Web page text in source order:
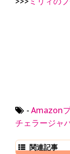
- Amazon
チェラージャ
関連記事